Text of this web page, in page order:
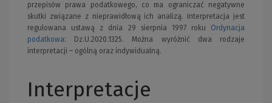
przepisów prawa podatkowego, co ma ograniczać negatywne
skutki związane z nieprawidłową ich analizą. Interpretacja jest
regulowana ustawą z dnia 29 sierpnia 1997 roku Ordynacja
podatkowa: Dz.U.2020.1325. Można wyróżnić dwa rodzaje
interpretacji – ogólną oraz indywidualną.
Interpretacje